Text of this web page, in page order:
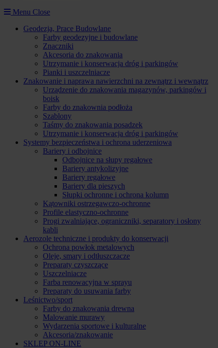
Menu Close
Geodezja, Prace Budowlane
Farby geodezyjne i budowlane
Znaczniki
Akcesoria do znakowania
Utrzymanie i konserwacja dróg i parkingów
Pianki i uszczelniacze
Znakowanie i naprawa nawierzchni na zewnątrz i wewnątrz
Urządzenie do znakowania magazynów, parkingów i
boisk
Farby do znakownia podłoża
Szablony
Taśmy do znakowania posadzek
Utrzymanie i konserwacja dróg i parkingów
Systemy bezpieczeństwa i ochrona uderzeniowa
Bariery i odbojnice
Odbojnice na słupy regałowe
Bariery antykolizyjne
Bariery regałowe
Bariery dla pieszych
Słupki ochronne i ochrona kolumn
Kątowniki ostrzegawczo-ochronne
Profile elastyczno-ochronne
Progi zwalniające, ograniczniki, separatory i osłony
kabli
Aerozole techniczne i produkty do konserwacji
Ochrona powłok metalowych
Oleje, smary i odtłuszczacze
Preparaty czyszczące
Uszczelniacze
Farba renowacyjna w sprayu
Preparaty do usuwania farby
Leśnictwo/sport
Farby do znakowania drewna
Malowanie murawy
Wydarzenia sportowe i kulturalne
Akcesoria/znakowanie
SKLEP ON-LINE